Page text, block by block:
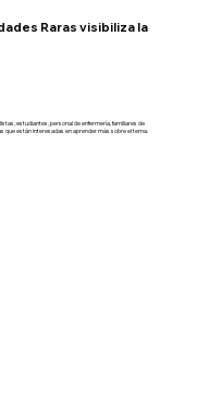
Raras visibiliza la
estudiantes, personal de enfermería, familiares de
que están interesadas en aprender más sobre el tema.